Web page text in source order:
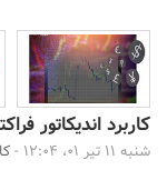
کاربرد اندیکاتور
شنبه 11 تیر 01، 12:04 -